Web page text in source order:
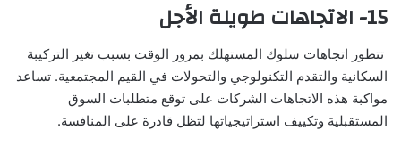
15- الاتجاهات طويلة الأجل
تتطور اتجاهات سلوك المستهلك بمرور الوقت بسبب تغير التركيبة
السكانية والتقدم التكنولوجي والتحولات في القيم المجتمعية. تساعد
مواكبة هذه الاتجاهات الشركات على توقع متطلبات السوق
المستقبلية وتكييف استراتيجياتها لتظل قادرة على المنافسة.